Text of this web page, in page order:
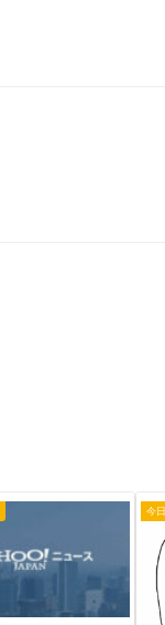
今